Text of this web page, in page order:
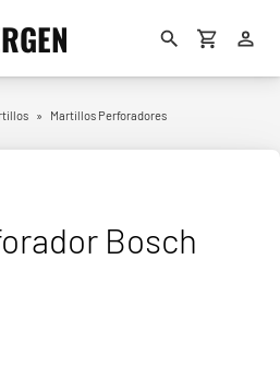
» Martillos Perforadores
Bosch